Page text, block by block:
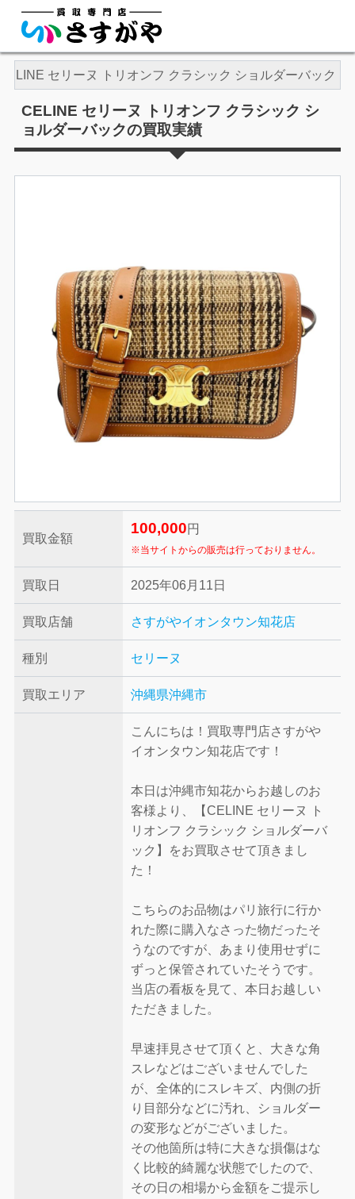
セリーヌ トリオンフ クラシック ショルダーバック
CELINE セリーヌ トリオンフ クラシック シ
ョルダーバックの買取実績
買取金額
100,000 円
※当サイトからの販売は行っておりません。
買取日 2025年06月11日
買取店舗 さすがやイオンタウン知花店
種別 セリーヌ
買取エリア 沖縄県沖縄市
こんにちは！買取専門店さすがや
イオンタウン知花店です！
本日は沖縄市知花からお越しのお
客様より、【CELINE セリーヌ ト
リオンフ クラシック ショルダーバ
ック】をお買取させて頂きまし
た！
こちらのお品物はパリ旅行に行か
れた際に購入なさった物だったそ
うなのですが、あまり使用せずに
ずっと保管されていたそうです。
当店の看板を見て、本日お越しい
ただきました。
早速拝見させて頂くと、大きな角
スレなどはございませんでした
が、全体的にスレキズ、内側の折
り目部分などに汚れ、ショルダー
の変形などがございました。
その他箇所は特に大きな損傷はな
く比較的綺麗な状態でしたので、
その日の相場から金額をご提示し